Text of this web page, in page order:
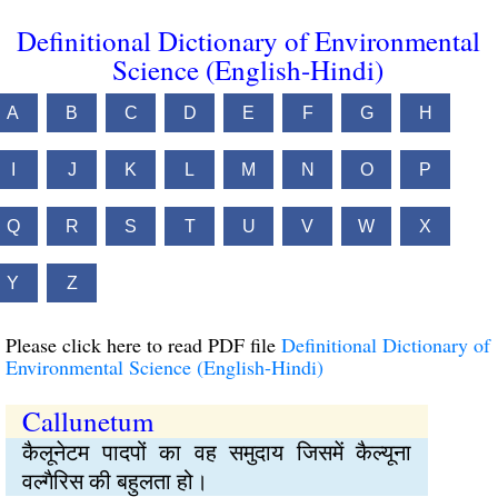
Definitional Dictionary of Environmental
Science (English-Hindi)
A B C D E F G H
J K L M N O P
Q R S T U V W X
Y Z
Please click here to read PDF file Definitional Dictionary of
Environmental Science (English-Hindi)
Callunetum
कैलूनेटम पादपों का वह समुदाय जिसमें कैल्यूना
वल्गैरिस की बहुलता हो।